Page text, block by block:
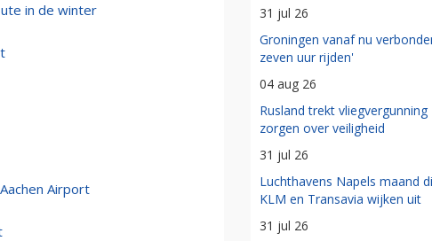
in de winter
Airport
31 jul 26
Groningen vanaf nu
zeven uur rijden'
04 aug 26
Rusland trekt
zorgen over veiligheid
31 jul 26
Luchthavens Napels maand
KLM en Transavia wijken uit
31 jul 26